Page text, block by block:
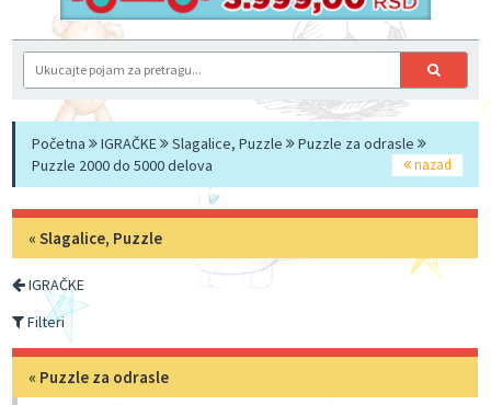
Početna IGRAČKE Slagalice, Puzzle
Puzzle za odrasle
Puzzle 2000 do 5000 delova
nazad
«Slagalice, Puzzle
IGRAČKE
Filteri
« Puzzle za odrasle